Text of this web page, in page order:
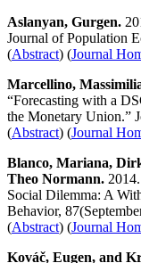
Aslanyan, Gurgen.
Journal of Population
(Abstract) (Journal
Marcellino,
“Forecasting with a
the Monetary Union.”
(Abstract) (Journal
Blanco, Mariana,
Theo Normann.
Social Dilemma: A
Behavior,
(Abstract) (Journal
Kováč, Eugen, and